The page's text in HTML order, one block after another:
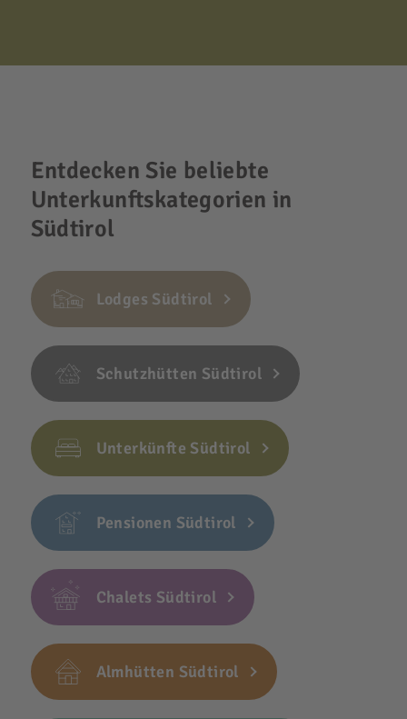
Entdecken Sie beliebte
Unterkunftskategorien in
Südtirol
Lodges Südtirol
Schutzhütten Südtirol
Unterkünfte Südtirol
Pensionen Südtirol
Chalets Südtirol
Almhütten Südtirol